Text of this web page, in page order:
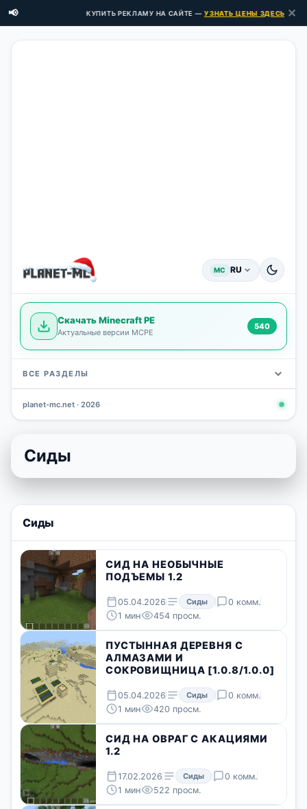
📢 КУПИТЬ РЕКЛАМУ НА САЙТЕ —УЗНАТЬ ЦЕНЫ ЗДЕСЬ → ✕
MC RU
Скачать Minecraft PE
Актуальные версии MCPE
540
ВСЕ РАЗДЕЛЫ
planet-mc.net · 2026
Сиды
Сиды
СИД НА НЕОБЫЧНЫЕ
ПОДЪЕМЫ 1.2
05.04.2026 Сиды
0 комм.
1 мин
454 просм.
ПУСТЫННАЯ ДЕРЕВНЯ С
АЛМАЗАМИ И
СОКРОВИЩНИЦА [1.0.8/1.0.0]
05.04.2026 Сиды
0 комм.
1 мин
420 просм.
СИД НА ОВРАГ С АКАЦИЯМИ
1.2
17.02.2026 Сиды
0 комм.
1 мин
522 просм.